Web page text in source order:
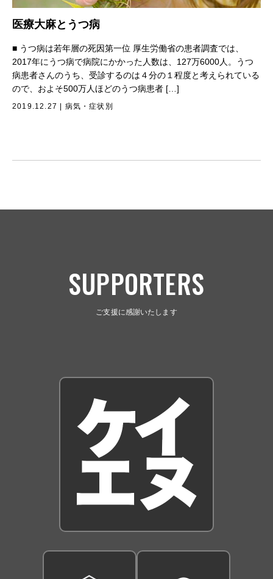
医療大麻とうつ病
■ うつ病は若年層の死因第一位 厚生労働省の患者調査では、
2017年にうつ病で病院にかかった人数は、127万6000人。うつ
病患者さんのうち、受診するのは４分の１程度と考えられている
ので、およそ500万人ほどのうつ病患者 […]
2019.12.27 病気・症状別
SUPPORTERS
ご支援に感謝いたします